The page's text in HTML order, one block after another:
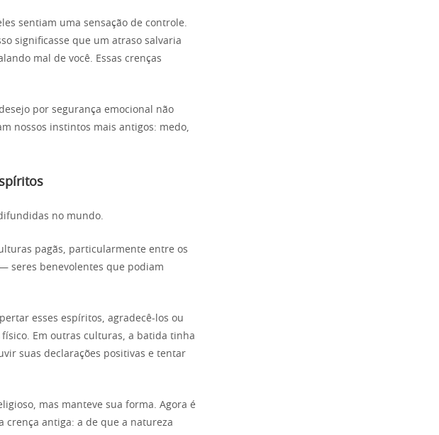
sentiam uma sensação de controle.
significasse que um atraso salvaria
mal de você. Essas crenças
por segurança emocional não
nossos instintos mais antigos: medo,
no mundo.
pagãs, particularmente entre os
seres benevolentes que podiam
esses espíritos, agradecê-los ou
Em outras culturas, a batida tinha
suas declarações positivas e tentar
mas manteve sua forma. Agora é
crença antiga: a de que a natureza